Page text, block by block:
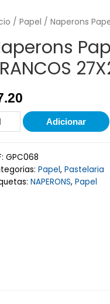
/ Papel / Naperons Papel
Adicionar
GPC068
Papel, Pastelaria
NAPERONS, Papel